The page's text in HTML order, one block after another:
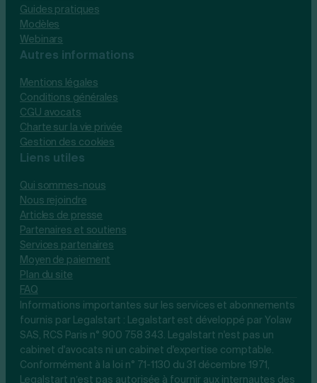
Guides pratiques
Modèles
Webinars
Autres informations
Mentions légales
Conditions générales
CGU avocats
Charte sur la vie privée
Gestion des cookies
Liens utiles
Qui sommes-nous
Nous rejoindre
Articles de presse
Partenaires et soutiens
Services partenaires
Moyen de paiement
Plan du site
FAQ
Informations importantes sur les services et abonnements
fournis par Legalstart : Legalstart est développé par Yolaw
SAS, RCS Paris n° 900 758 343. Legalstart n'est pas un
cabinet d'avocats ni un cabinet d'expertise comptable.
Conformément à la loi n° 71-1130 du 31 décembre 1971,
Legalstart n’est pas autorisée à fournir aux internautes des